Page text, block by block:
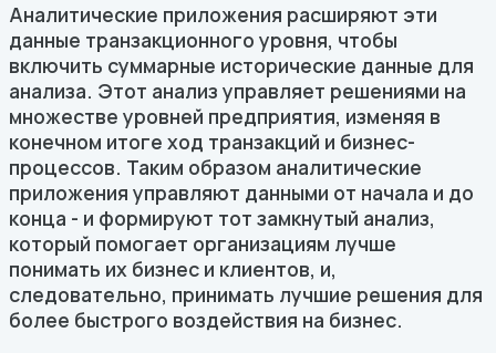
Аналитические приложения расширяют эти
данные транзакционного уровня, чтобы
включить суммарные исторические данные для
анализа. Этот анализ управляет решениями на
множестве уровней предприятия, изменяя в
конечном итоге ход транзакций и бизнес-
процессов. Таким образом аналитические
приложения управляют данными от начала и до
конца - и формируют тот замкнутый анализ,
который помогает организациям лучше
понимать их бизнес и клиентов, и,
следовательно, принимать лучшие решения для
более быстрого воздействия на бизнес.